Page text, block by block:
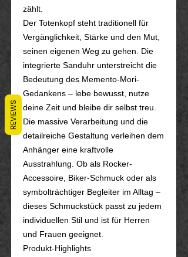
zählt.
Der Totenkopf steht traditionell für
Vergänglichkeit, Stärke und den Mut,
seinen eigenen Weg zu gehen. Die
integrierte Sanduhr unterstreicht die
Bedeutung des Memento-Mori-
Gedankens – lebe bewusst, nutze
deine Zeit und bleibe dir selbst treu.
Die massive Verarbeitung und die
detailreiche Gestaltung verleihen dem
Anhänger eine kraftvolle
Ausstrahlung. Ob als Rocker-
Accessoire, Biker-Schmuck oder als
symbolträchtiger Begleiter im Alltag –
dieses Schmuckstück passt zu jedem
individuellen Stil und ist für Herren
und Frauen geeignet.
Produkt-Highlights
REVIEWS